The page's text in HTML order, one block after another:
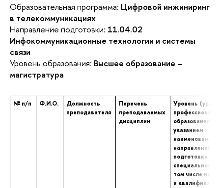
Образовательная программа: Цифровой инжиниринг
в телекоммуникациях
Направление подготовки: 11.04.02
Инфокоммуникационные технологии и системы
связи
Уровень образования: Высшее образование –
магистратура
№ п/п Ф.И.О.
Должность
преподавателя
Перечень
преподаваемых
дисциплин
Уровень
образования с
указанием
наименования
направления
подготовки и
том числе
и